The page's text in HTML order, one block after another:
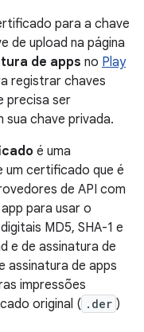
para a chave
de upload na página
de apps no Play
registrar chaves
precisa ser
chave privada.
é uma
um certificado que é
de API com
para usar o
MD5, SHA-1 e
e de assinatura de
assinatura de apps
impressões
original ( .der )